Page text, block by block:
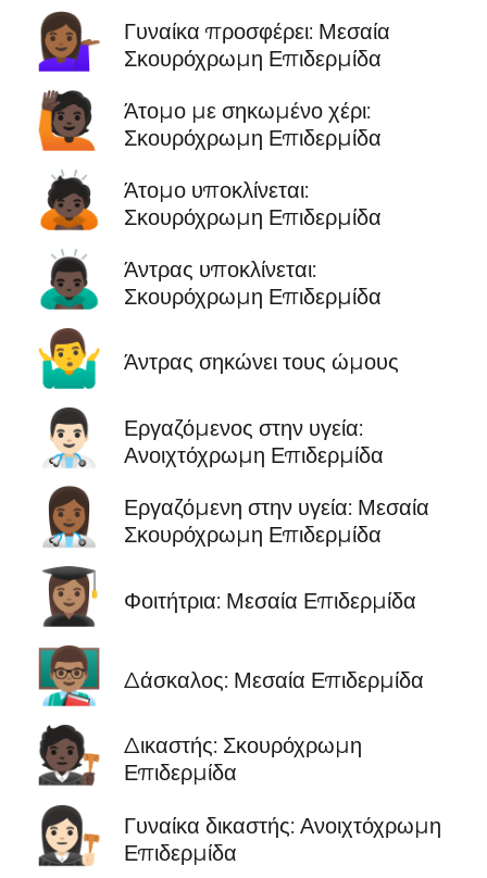
💁🏾‍♀️
Γυναίκα προσφέρει: Μεσαία
Σκουρόχρωμη Επιδερμίδα
🙋🏿
Άτομο με σηκωμένο χέρι:
Σκουρόχρωμη Επιδερμίδα
🙇🏿
Άτομο υποκλίνεται:
Σκουρόχρωμη Επιδερμίδα
🙇🏿‍♂️
Άντρας υποκλίνεται:
Σκουρόχρωμη Επιδερμίδα
🤷‍♂️ Άντρας σηκώνει τους ώμους
👨🏻‍⚕️
Εργαζόμενος στην υγεία:
Ανοιχτόχρωμη Επιδερμίδα
👩🏾‍⚕️
Εργαζόμενη στην υγεία: Μεσαία
Σκουρόχρωμη Επιδερμίδα
👩🏽‍🎓 Φοιτήτρια: Μεσαία Επιδερμίδα
👨🏽‍🏫 Δάσκαλος: Μεσαία Επιδερμίδα
🧑🏿‍⚖️
Δικαστής: Σκουρόχρωμη
Επιδερμίδα
👩🏻‍⚖️
Γυναίκα δικαστής: Ανοιχτόχρωμη
Επιδερμίδα